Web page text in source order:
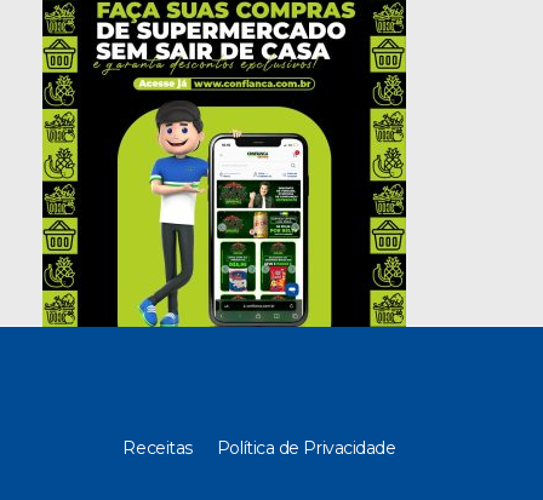
Receitas Política de Privacidade